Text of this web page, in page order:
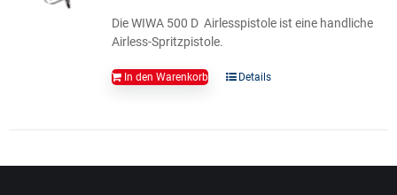
Die WIWA 500 D Airlesspistole ist eine handliche
Airless-Spritzpistole.
In den Warenkorb Details